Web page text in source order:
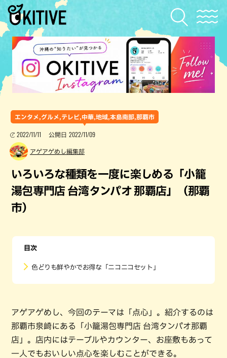
エンタメ,グルメ,テレビ,中華,地域,本島南部,那覇市
2022/11/11 公開日 2022/11/09
アゲアゲめし編集部
いろいろな種類を一度に楽しめる「小籠
湯包専門店 台湾タンパオ 那覇店」（那覇
市）
目次
色どりも鮮やかでお得な「ニコニコセット」
アゲアゲめし、今回のテーマは「点心」。紹介するのは
那覇市泉崎にある「小籠湯包専門店 台湾タンパオ那覇
店」。店内にはテーブルやカウンター、お座敷もあって
一人でもおいしい点心を楽しむことができる。